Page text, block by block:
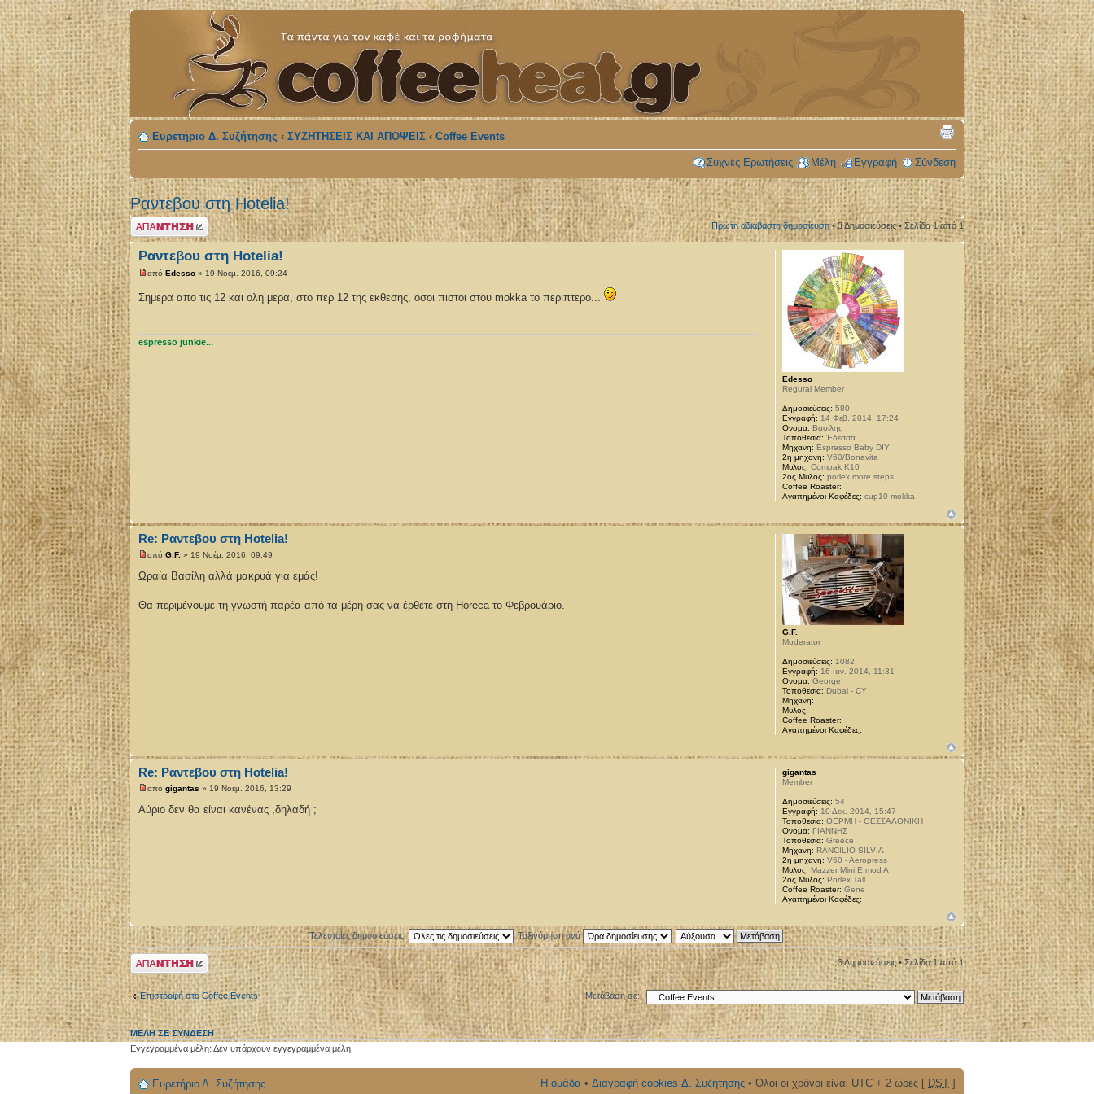
Ευρετήριο Δ. Συζήτησης ‹ ΣΥΖΗΤΗΣΕΙΣ ΚΑΙ ΑΠΟΨΕΙΣ ‹ Coffee Events
Συχνές Ερωτήσεις Μέλη Εγγραφή Σύνδεση
Ραντεβου στη Hotelia!
Δημιουργία
απάντησης
Πρώτη αδιάβαστη δημοσίευση• 3 Δημοσιεύσεις • Σελίδα1από 1
Ραντεβου στη Hotelia!
από Edesso » 19 Νοέμ. 2016, 09:24
Σημερα απο τις 12 και ολη μερα, στο περ 12 της εκθεσης, οσοι πιστοι στου mokka το περιπτερο...
espresso junkie...
Edesso
Regural Member
Δημοσιεύσεις: 580
Εγγραφή: 14 Φεβ. 2014, 17:24
Ονομα: Βασίλης
Τοποθεσια: Έδεσσα
Μηχανη: Espresso Baby DIY
2η μηχανη: V60/Bonavita
Μυλος: Compak K10
2ος Μυλος: porlex more steps
Coffee Roaster:
Αγαπημένοι Καφέδες: cup10 mokka
Re: Ραντεβου στη Hotelia!
από G.F. » 19 Νοέμ. 2016, 09:49
Ωραία Βασίλη αλλά μακρυά για εμάς!
Θα περιμένουμε τη γνωστή παρέα από τα μέρη σας να έρθετε στη Horeca το Φεβρουάριο.
G.F.
Moderator
Δημοσιεύσεις: 1082
Εγγραφή: 16 Ιαν. 2014, 11:31
Ονομα: George
Τοποθεσια: Dubai - CY
Μηχανη:
Μυλος:
Coffee Roaster:
Αγαπημένοι Καφέδες:
Re: Ραντεβου στη Hotelia!
από gigantas » 19 Νοέμ. 2016, 13:29
Αύριο δεν θα είναι κανένας ,δηλαδή ;
gigantas
Member
Δημοσιεύσεις: 54
Εγγραφή: 10 Δεκ. 2014, 15:47
Τοποθεσία: ΘΕΡΜΗ - ΘΕΣΣΑΛΟΝΙΚΗ
Ονομα: ΓΙΑΝΝΗΣ
Τοποθεσια: Greece
Μηχανη: RANCILIO SILVIA
2η μηχανη: V60 - Aeropress
Μυλος: Mazzer Mini E mod A
2ος Μυλος: Porlex Tall
Coffee Roaster: Gene
Αγαπημένοι Καφέδες:
Τελευταίες δημοσιεύσεις: Ταξινόμηση ανά
Δημιουργία
απάντησης
3 Δημοσιεύσεις • Σελίδα1από1
Επιστροφή στο Coffee Events Μετάβαση σε:
ΜΈΛΗ ΣΕ ΣΎΝΔΕΣΗ
Εγγεγραμμένα μέλη: Δεν υπάρχουν εγγεγραμμένα μέλη
Ευρετήριο Δ. Συζήτησης Η ομάδα • Διαγραφή cookies Δ. Συζήτησης • Όλοι οι χρόνοι είναι UTC + 2 ώρες [ DST ]